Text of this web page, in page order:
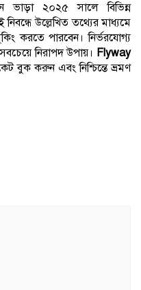
ভাড়া ২০২৫ সালে বিভিন্ন
উল্লেখিত তথ্যের মাধ্যমে
করতে পারবেন। নির্ভরযোগ্য
নিরাপদ উপায়। Flyway
বুক করুন এবং নিশ্চিন্তে ভ্রমণ